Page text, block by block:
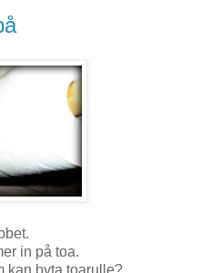
in på toa.
kan byta toarulle?